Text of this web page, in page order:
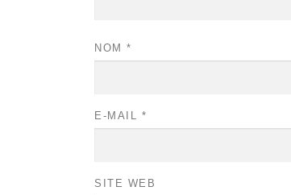
NOM *
E-MAIL *
SITE WEB